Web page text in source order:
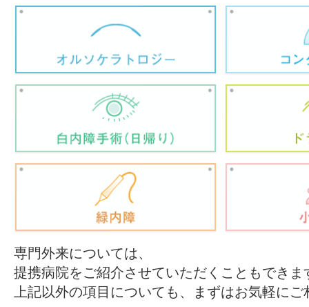
専門外来については、
提携病院をご紹介させていただくこともできま
上記以外の項目についても、まずはお気軽に